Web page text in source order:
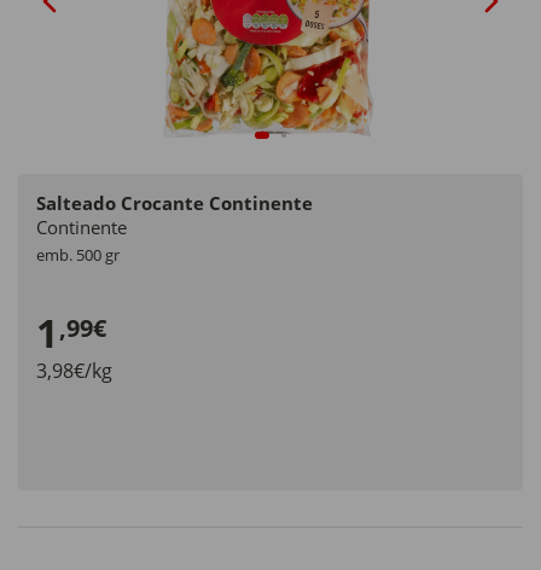
Salteado Crocante Continente
Continente
emb. 500 gr
1 ,99€
3,98€/kg